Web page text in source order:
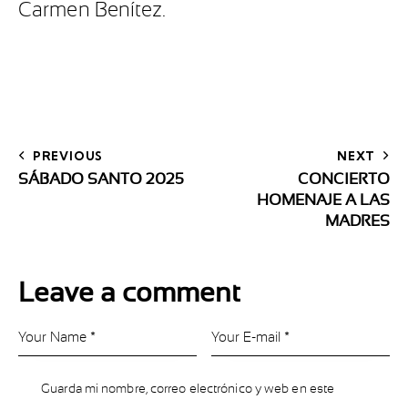
Carmen Benítez.
PREVIOUS
SÁBADO SANTO 2025
NEXT
CONCIERTO
HOMENAJE A LAS
MADRES
Leave a comment
Guarda mi nombre, correo electrónico y web en este